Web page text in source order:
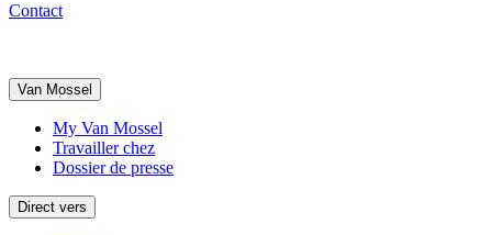
Contact
Van Mossel
My Van Mossel
Travailler chez
Dossier de presse
Direct vers